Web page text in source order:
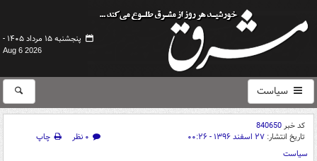
پنجشنبه ۱۵ مرداد ۱۴۰۵ -
Aug 6 2026
سیاست
کد خبر840650
تاریخ انتشار: ۲۷ اسفند ۱۳۹۶ - ۰۰:۲۶ ۰ نظر
چاپ
سیاست